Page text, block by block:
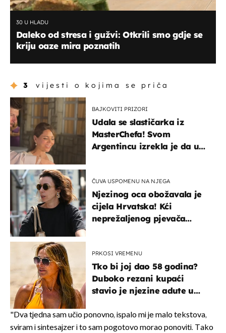
30 U HLADU
Daleko od stresa i gužvi: Otkrili smo gdje se
kriju oaze mira poznatih
3 vijesti o kojima se priča
BAJKOVITI PRIZORI
Udala se slastičarka iz
MasterChefa! Svom
Argentincu izrekla je da u
ČUVA USPOMENU NA NJEGA
Njezinog oca obožavala je
cijela Hrvatska! Kći
neprežaljenog pjevača
PRKOSI VREMENU
Tko bi joj dao 58 godina?
Duboko rezani kupaći
stavio je njezine adute u
"Dva tjedna sam učio ponovno, ispalo mi je malo tekstova,
sviram i sintesajzer i to sam pogotovo morao ponoviti. Tako